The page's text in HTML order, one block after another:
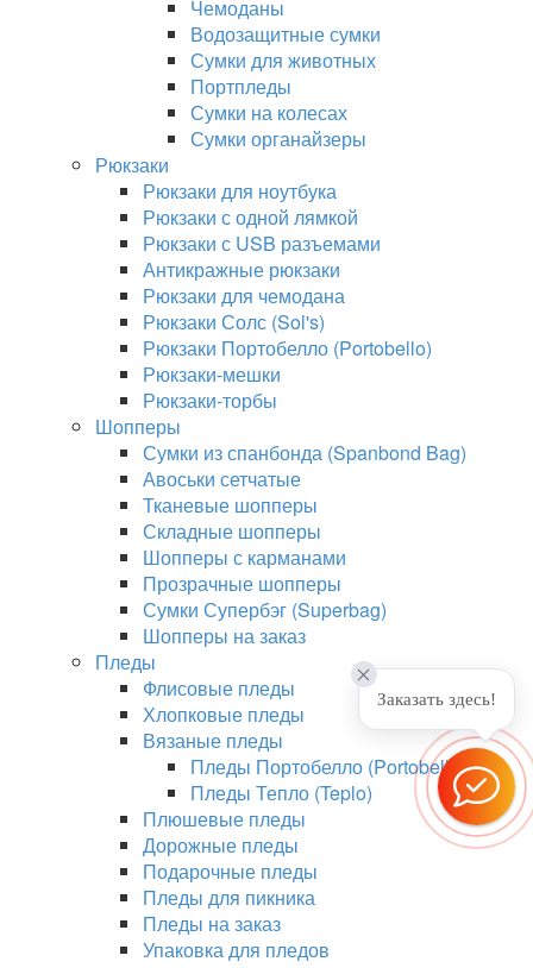
Чемоданы
Водозащитные сумки
Сумки для животных
Портпледы
Сумки на колесах
Сумки органайзеры
Рюкзаки
Рюкзаки для ноутбука
Рюкзаки с одной лямкой
Рюкзаки с USB разъемами
Антикражные рюкзаки
Рюкзаки для чемодана
Рюкзаки Солс (Sol's)
Рюкзаки Портобелло (Portobello)
Рюкзаки-мешки
Рюкзаки-торбы
Шопперы
Сумки из спанбонда (Spanbond Bag)
Авоськи сетчатые
Тканевые шопперы
Складные шопперы
Шопперы с карманами
Прозрачные шопперы
Сумки Супербэг (Superbag)
Шопперы на заказ
Пледы
Флисовые пледы
Хлопковые пледы
Вязаные пледы
Пледы Портобелло (Portobello)
Пледы Тепло (Teplo)
Плюшевые пледы
Дорожные пледы
Подарочные пледы
Пледы для пикника
Пледы на заказ
Упаковка для пледов
Заказать здесь!